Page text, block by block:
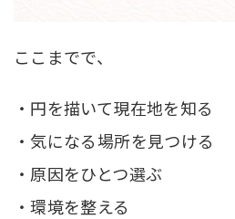
ここまでで、
・円を描いて現在地を知る
・気になる場所を見つける
・原因をひとつ選ぶ
・環境を整える